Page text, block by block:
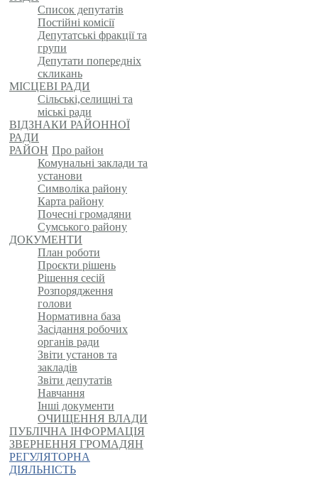
Список депутатів
Постійні комісії
Депутатські фракції та
групи
Депутати попередніх
скликань
МІСЦЕВІ РАДИ
Сільські,селищні та
міські ради
ВІДЗНАКИ РАЙОННОЇ
РАДИ
РАЙОН Про район
Комунальні заклади та
установи
Символіка району
Карта району
Почесні громадяни
Сумського району
ДОКУМЕНТИ
План роботи
Проєкти рішень
Рішення сесій
Розпорядження
голови
Нормативна база
Засідання робочих
органів ради
Звіти установ та
закладів
Звіти депутатів
Навчання
Інші документи
ОЧИЩЕННЯ ВЛАДИ
ПУБЛІЧНА ІНФОРМАЦІЯ
ЗВЕРНЕННЯ ГРОМАДЯН
РЕГУЛЯТОРНА
ДІЯЛЬНІСТЬ